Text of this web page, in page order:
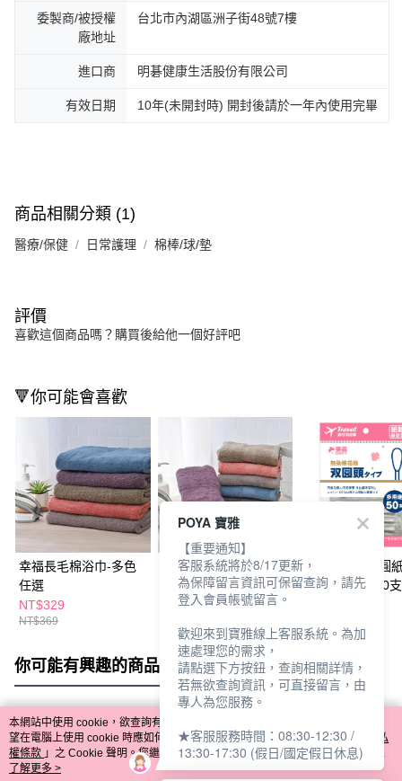
委製商/被授權
廠地址
台北市內湖區洲子街48號7樓
進口商 明碁健康生活股份有限公司
有效日期 10年(未開封時) 開封後請於一年內使用完畢
商品相關分類 (1)
醫療/保健 日常護理 棉棒/球/墊
評價
喜歡這個商品嗎？購買後給他一個好評吧
🔻你可能會喜歡
幸福長毛棉浴巾-多色
任選
NT$329
NT$369
幸福長毛棉毛巾-多款
任選
NT$95
樂品旅行用雙圓
花棒(單支包)50支
你可能有興趣的商品 全站排行
熱門標籤
本網站中使用 cookie，欲查詢有關本網站使用 cookie 方式之詳情，及若您不希
望在電腦上使用 cookie 時應如何變更電腦的 cookie 設定，請參閱本網站「
隱私
權條款 」之 Cookie 聲明。您繼續使用本網站即表示您同意本公司得按本網站使
用條款之 Cookie 聲明使用 cookie。
了解更多 >
POYA 寶雅
【重要通知】
客服系統將於8/17更新，
為保障留言資訊可保留查詢，請先
登入會員帳號留言。
歡迎來到寶雅線上客服系統。為加
速處理您的需求，
請點選下方按鈕，查詢相關詳情，
若無欲查詢資訊，可直接留言，由
專人為您服務。
★客服服務時間：08:30-12:30 /
13:30-17:30 (假日/國定假日休息)